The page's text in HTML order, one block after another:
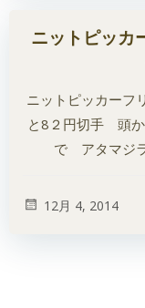
ニットピッカ
ニットピッカーフ
と8２円切手 頭か
で アタマジ
12月 4, 2014